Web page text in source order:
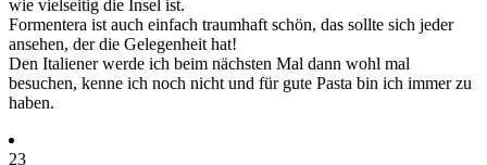
wie vielseitig die Insel ist.
Formentera ist auch einfach traumhaft schön, das sollte sich jeder
ansehen, der die Gelegenheit hat!
Den Italiener werde ich beim nächsten Mal dann wohl mal
besuchen, kenne ich noch nicht und für gute Pasta bin ich immer zu
haben.
23